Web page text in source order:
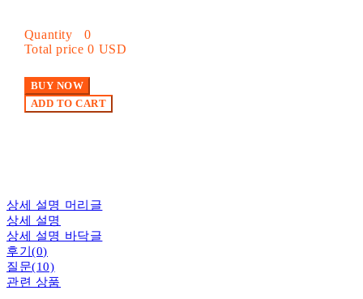
Quantity
0
Total price 0 USD
BUY NOW
ADD TO CART
상세 설명 머리글
상세 설명
상세 설명 바닥글
후기(0)
질문(10)
관련 상품